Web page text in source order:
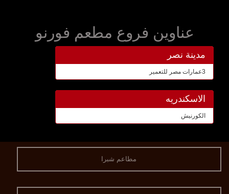
عناوين فروع مطعم فورنو
مدينة نصر
3عمارات مصر للتعمير
الاسكندريه
الكورنيش
مطاعم شبرا